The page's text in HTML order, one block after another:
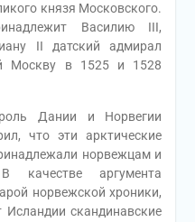
князя Московского.
Василию III,
II датский адмирал
Москву в 1525 и 1528
Дании и Норвегии
что эти арктические
норвежцам и
качестве аргумента
норвежской хроники,
скандинавские